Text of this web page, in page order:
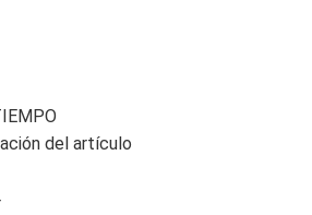
del artículo